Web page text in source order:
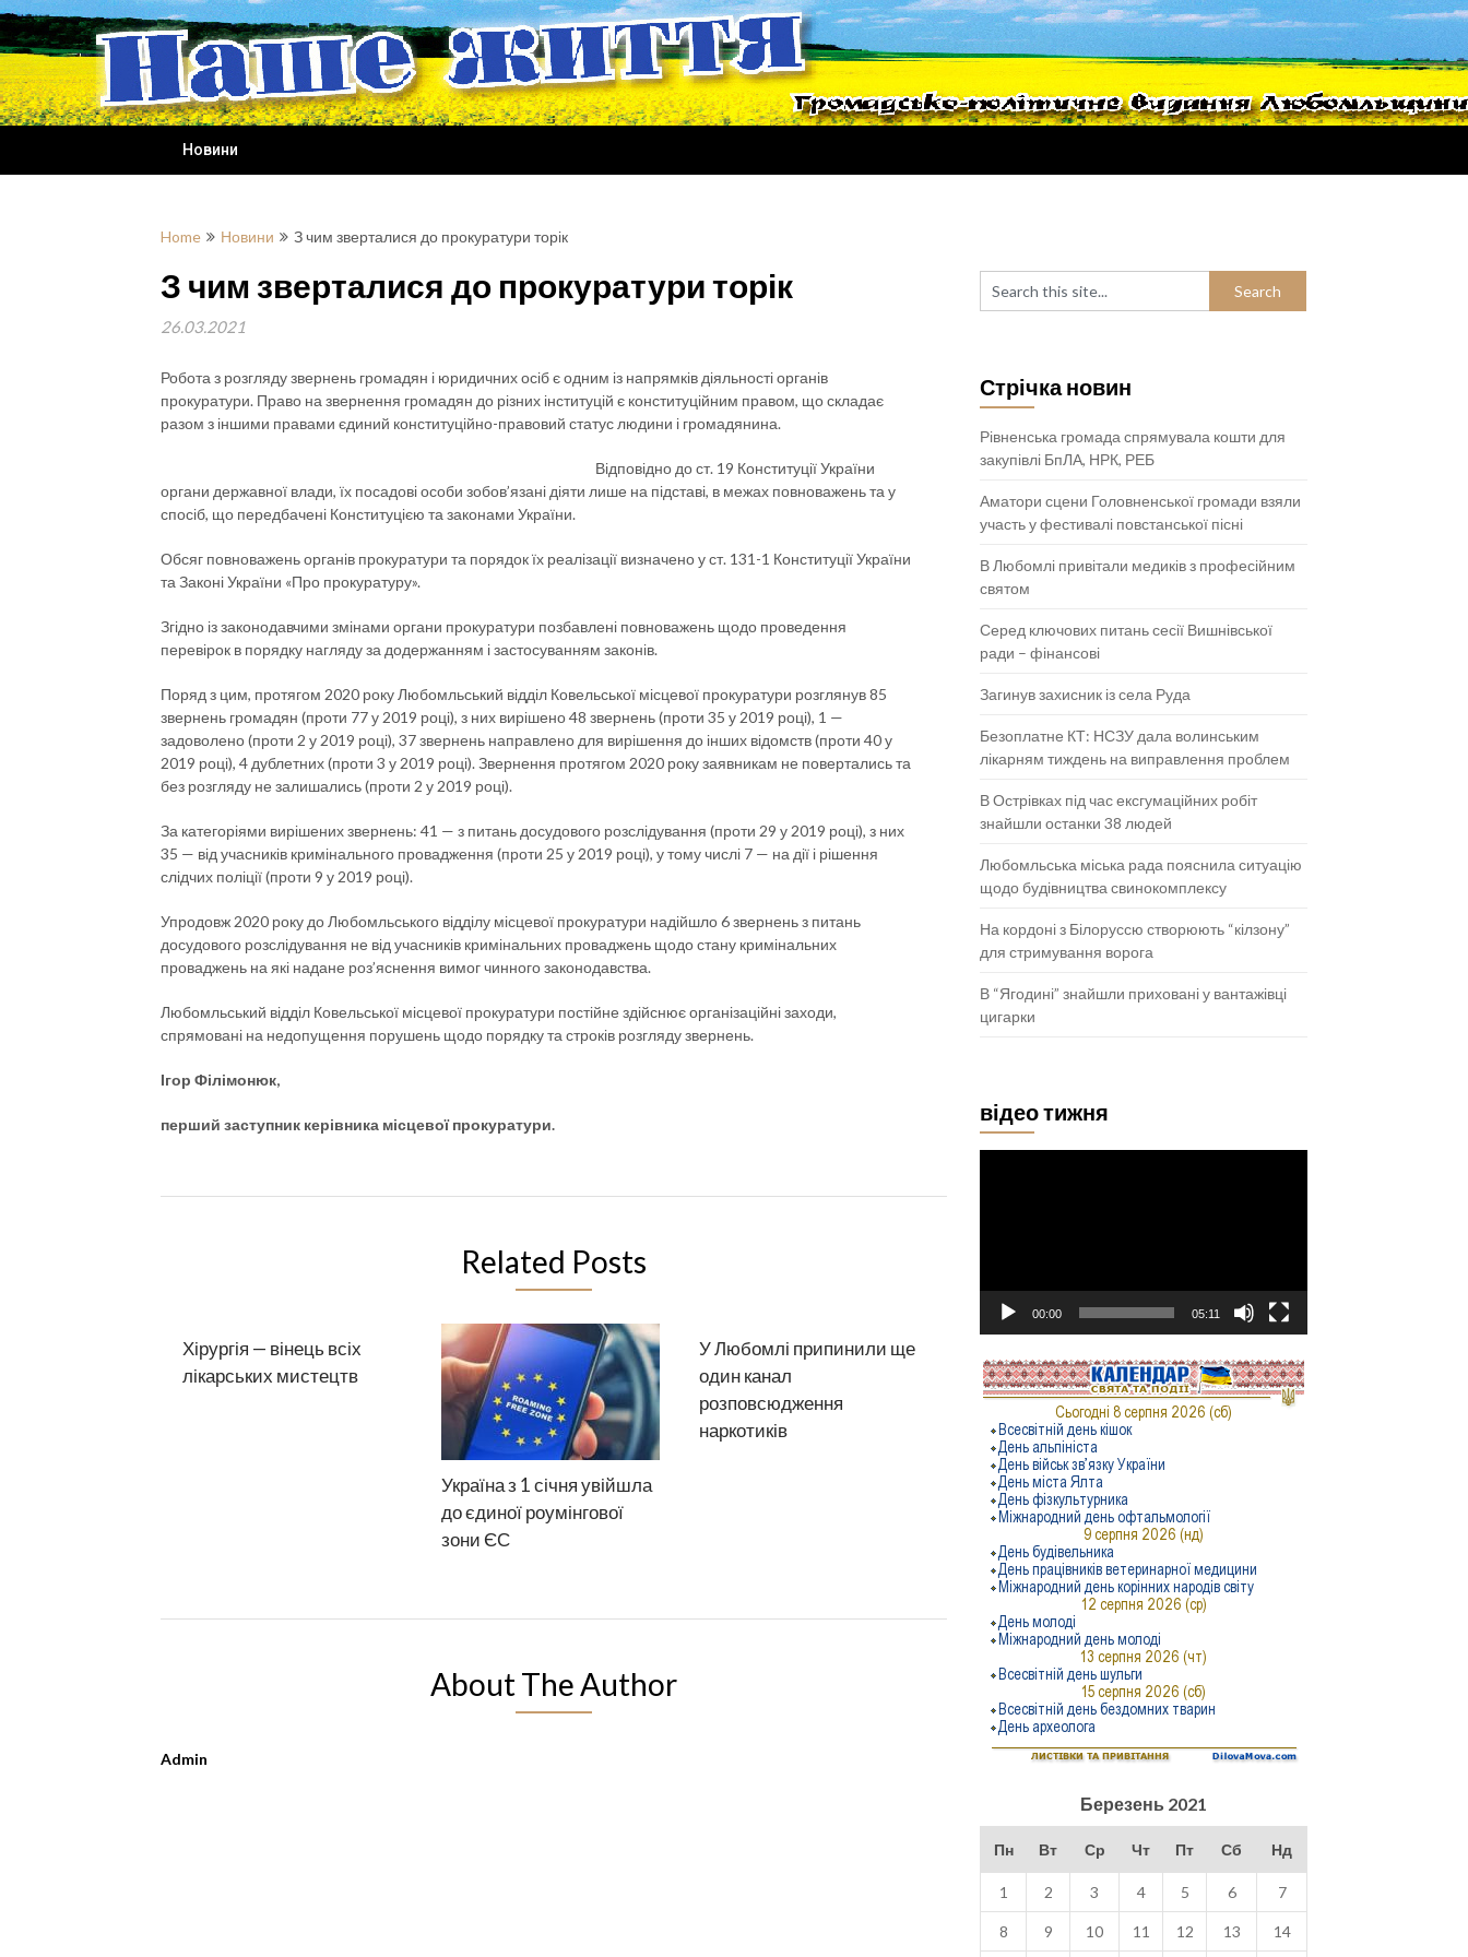
Skip
to
content
Новини
Home Новини З чим зверталися до прокуратури торік
З чим зверталися до прокуратури торік
26.03.2021
Робота з розгляду звернень громадян і юридичних осіб є одним із напрямків діяльності органів
прокуратури. Право на звернення громадян до різних інституцій є конституційним правом, що складає
разом з іншими правами єдиний конституційно-правовий статус людини і громадянина.
Відповідно до ст. 19 Конституції України
органи державної влади, їх посадові особи зобов’язані діяти лише на підставі, в межах повноважень та у
спосіб, що передбачені Конституцією та законами України.
Обсяг повноважень органів прокуратури та порядок їх реалізації визначено у ст. 131-1 Конституції України
та Законі України «Про прокуратуру».
Згідно із законодавчими змінами органи прокуратури позбавлені повноважень щодо проведення
перевірок в порядку нагляду за додержанням і застосуванням законів.
Поряд з цим, протягом 2020 року Любомльський відділ Ковельської місцевої прокуратури розглянув 85
звернень громадян (проти 77 у 2019 році), з них вирішено 48 звернень (проти 35 у 2019 році), 1 —
задоволено (проти 2 у 2019 році), 37 звернень направлено для вирішення до інших відомств (проти 40 у
2019 році), 4 дублетних (проти 3 у 2019 році). Звернення протягом 2020 року заявникам не повертались та
без розгляду не залишались (проти 2 у 2019 році).
За категоріями вирішених звернень: 41 — з питань досудового розслідування (проти 29 у 2019 році), з них
35 — від учасників кримінального провадження (проти 25 у 2019 році), у тому числі 7 — на дії і рішення
слідчих поліції (проти 9 у 2019 році).
Упродовж 2020 року до Любомльського відділу місцевої прокуратури надійшло 6 звернень з питань
досудового розслідування не від учасників кримінальних проваджень щодо стану кримінальних
проваджень на які надане роз’яснення вимог чинного законодавства.
Любомльський відділ Ковельської місцевої прокуратури постійне здійснює організаційні заходи,
спрямовані на недопущення порушень щодо порядку та строків розгляду звернень.
Ігор Філімонюк,
перший заступник керівника місцевої прокуратури.
Related Posts
Хірургія — вінець всіх
лікарських мистецтв
Україна з 1 січня увійшла
до єдиної роумінгової
зони ЄС
У Любомлі припинили ще
один канал
розповсюдження
наркотиків
About The Author
Admin
Стрічка новин
Рівненська громада спрямувала кошти для
закупівлі БпЛА, НРК, РЕБ
Аматори сцени Головненської громади взяли
участь у фестивалі повстанської пісні
В Любомлі привітали медиків з професійним
святом
Серед ключових питань сесії Вишнівської
ради – фінансові
Загинув захисник із села Руда
Безоплатне КТ: НСЗУ дала волинським
лікарням тиждень на виправлення проблем
В Острівках під час ексгумаційних робіт
знайшли останки 38 людей
Любомльська міська рада пояснила ситуацію
щодо будівництва свинокомплексу
На кордоні з Білоруссю створюють “кілзону”
для стримування ворога
В “Ягодині” знайшли приховані у вантажівці
цигарки
відео тижня
00:00 05:11
Березень 2021
Пн Вт Ср Чт Пт Сб Нд
1 2 3 4 5 6 7
8 9 10 11 12 13 14